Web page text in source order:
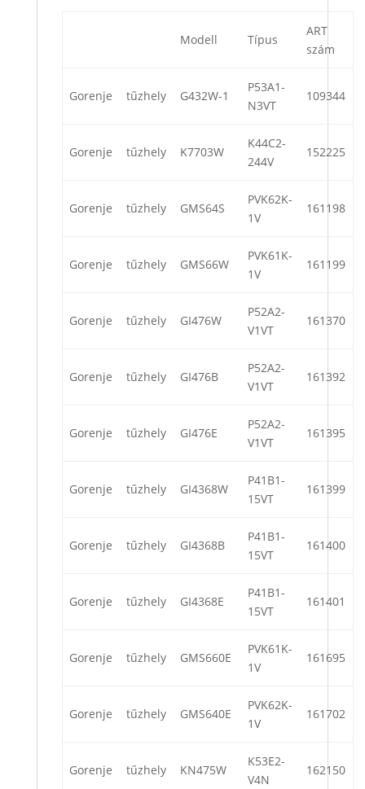
Modell Típus
ART
szám
Gorenje tűzhely G432W-1
P53A1-
N3VT
109344
Gorenje tűzhely K7703W
K44C2-
244V
152225
Gorenje tűzhely GMS64S
PVK62K-
1V
161198
Gorenje tűzhely GMS66W
PVK61K-
1V
161199
Gorenje tűzhely GI476W
P52A2-
V1VT
161370
Gorenje tűzhely GI476B
P52A2-
V1VT
161392
Gorenje tűzhely GI476E
P52A2-
V1VT
161395
Gorenje tűzhely GI4368W
P41B1-
15VT
161399
Gorenje tűzhely GI4368B
P41B1-
15VT
161400
Gorenje tűzhely GI4368E
P41B1-
15VT
161401
Gorenje tűzhely GMS660E
PVK61K-
1V
161695
Gorenje tűzhely GMS640E
PVK62K-
1V
161702
Gorenje tűzhely KN475W
K53E2-
V4N
162150